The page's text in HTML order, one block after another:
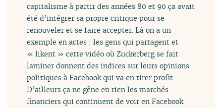
capitalisme à partir des années 80 et 90 ça avait
été d’intégrer sa propre critique pour se
renouveler et se faire accepter. Là on a un
exemple en actes : les gens qui partagent et
« likent » cette vidéo où Zuckerberg se fait
laminer donnent des indices sur leurs opinions
politiques à Facebook qui va en tirer profit.
D’ailleurs ça ne gêne en rien les marchés
financiers qui continuent de voir en Facebook